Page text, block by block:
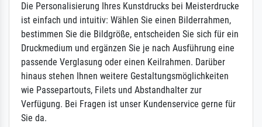
Die Personalisierung Ihres Kunstdrucks bei Meisterdrucke
ist einfach und intuitiv: Wählen Sie einen Bilderrahmen,
bestimmen Sie die Bildgröße, entscheiden Sie sich für ein
Druckmedium und ergänzen Sie je nach Ausführung eine
passende Verglasung oder einen Keilrahmen. Darüber
hinaus stehen Ihnen weitere Gestaltungsmöglichkeiten
wie Passepartouts, Filets und Abstandhalter zur
Verfügung. Bei Fragen ist unser Kundenservice gerne für
Sie da.